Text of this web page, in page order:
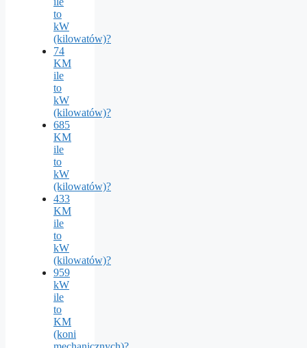
to
kW
(kilowatów)?
74
KM
ile
to
kW
(kilowatów)?
685
KM
ile
to
kW
(kilowatów)?
433
KM
ile
to
kW
(kilowatów)?
959
kW
ile
to
KM
(koni